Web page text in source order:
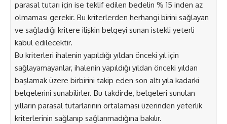
parasal tutarı için ise teklif edilen bedelin % 15 inden az
olmaması gerekir. Bu kriterlerden herhangi birini sağlayan
ve sağladığı kritere ilişkin belgeyi sunan istekli yeterli
kabul edilecektir.
Bu kriterleri ihalenin yapıldığı yıldan önceki yıl için
sağlayamayanlar, ihalenin yapıldığı yıldan önceki yıldan
başlamak üzere birbirini takip eden son altı yıla kadarki
belgelerini sunabilirler. Bu takdirde, belgeleri sunulan
yılların parasal tutarlarının ortalaması üzerinden yeterlik
kriterlerinin sağlanıp sağlanmadığına bakılır.